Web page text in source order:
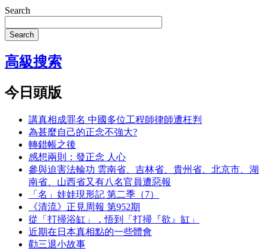
Search
Search
高級搜索
今日頭版
講真相成罪名 中國多位工程師律師遭枉判
為甚麼自己的正念不強大?
轉錯帳之後
感想兩則：發正念 人心
參與迫害法輪功 雲南省、吉林省、貴州省、北京市、湖
南省、山西省又有八名官員遭惡報
「名」娃娃現形記 第二季（7）
《清流》正見周報 第952期
從「打掃浴缸」，悟到「打掃『欲』缸」
近期在日本真相點的一些體會
勸三退小故事